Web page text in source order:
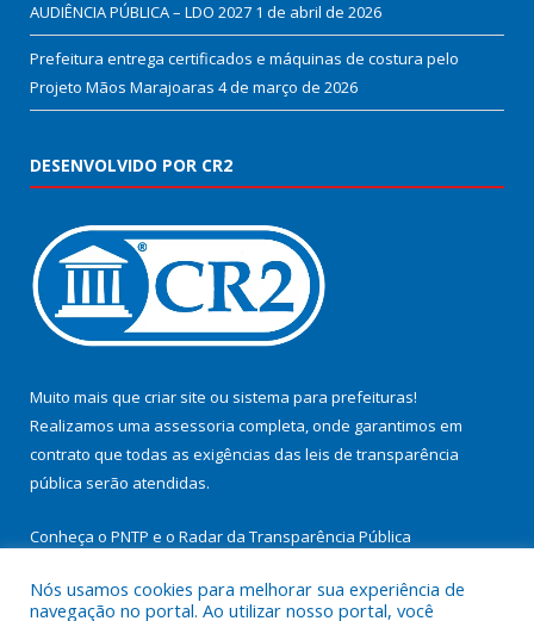
AUDIÊNCIA PÚBLICA – LDO 2027 1 de abril de 2026
Prefeitura entrega certificados e máquinas de costura pelo
Projeto Mãos Marajoaras 4 de março de 2026
DESENVOLVIDO POR CR2
Muito mais que criar site ou sistema para prefeituras!
Realizamos uma assessoria completa, onde garantimos em
contrato que todas as exigências das leis de transparência
pública serão atendidas.
Conheça o PNTP e o Radar da Transparência Pública
Nós usamos cookies para melhorar sua experiência de
navegação no portal. Ao utilizar nosso portal, você